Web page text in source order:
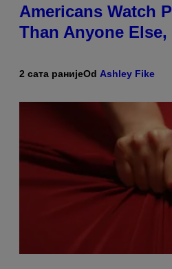
Americans Watch
Than Anyone
2 сата ранијеOd Ashley Fike